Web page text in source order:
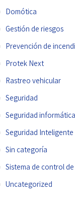
Domótica
Gestión de riesgos
Prevención de
Protek Next
Rastreo vehicular
Seguridad
Seguridad informática
Seguridad Inteligente
Sin categoría
Sistema de control
Uncategorized